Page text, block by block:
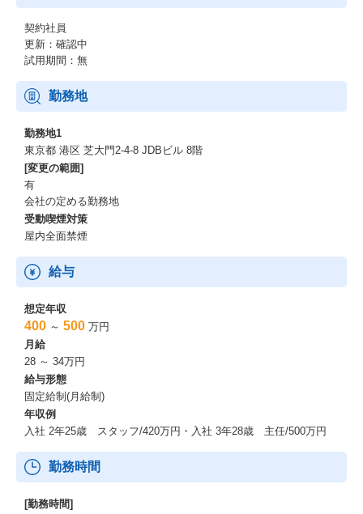
契約社員
更新：確認中
試用期間：無
勤務地
勤務地1
東京都 港区 芝大門2-4-8 JDBビル 8階
[変更の範囲]
有
会社の定める勤務地
受動喫煙対策
屋内全面禁煙
給与
想定年収
400 ～ 500 万円
月給
28 ～ 34万円
給与形態
固定給制(月給制)
年収例
入社 2年25歳 スタッフ/420万円・入社 3年28歳 主任/500万円
勤務時間
[勤務時間]